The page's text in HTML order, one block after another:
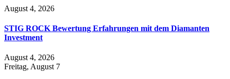
August 4, 2026
STIG ROCK Bewertung Erfahrungen mit dem Diamanten
Investment
August 4, 2026
Freitag, August 7